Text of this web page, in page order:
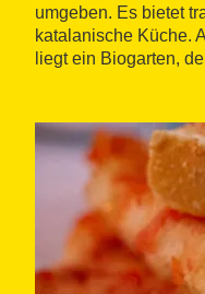
umgeben. Es bietet
katalanische Küche.
liegt ein Biogarten,